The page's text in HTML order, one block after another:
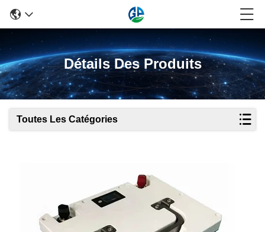
Détails Des Produits
Toutes Les Catégories